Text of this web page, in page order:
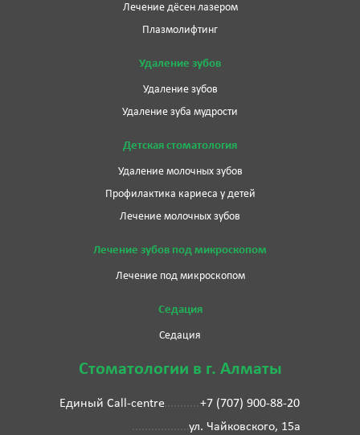
Лечение дёсен лазером
Плазмолифтинг
Удаление зубов
Удаление зубов
Удаление зуба мудрости
Детская стоматология
Удаление молочных зубов
Профилактика кариеса у детей
Лечение молочных зубов
Лечение зубов под микроскопом
Лечение под микроскопом
Седация
Седация
Стоматологии в г. Алматы
Единый Call-centre
+7 (707) 900-88-20
ул. Чайковского, 15а